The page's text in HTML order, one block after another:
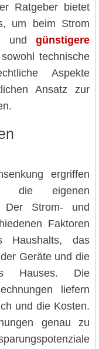
Ratgeber bietet
um beim Strom
und günstigere
technische
Aspekte
Ansatz zur
ergriffen
die eigenen
Der Strom- und
Faktoren
Haushalts, das
Geräte und die
Hauses. Die
liefern
und die Kosten.
genau zu